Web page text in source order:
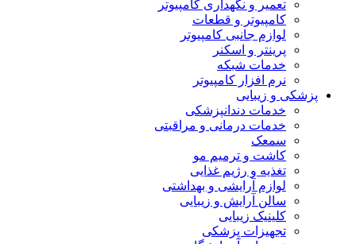
تعمیر و نگهداری کامپیوتر
کامپیوتر و قطعات
لوازم جانبی کامپیوتر
پرینتر و اسکنر
خدمات شبکه
نرم افزار کامپیوتر
پزشکی و زیبایی
خدمات دندانپزشکی
خدمات درمانی و مراقبتی
سمعک
کاشت و ترمیم مو
تغذیه و رژیم غذایی
لوازم آرایشی و بهداشتی
سالن آرایش و زیبایی
کلینیک زیبایی
تجهیزات پزشکی